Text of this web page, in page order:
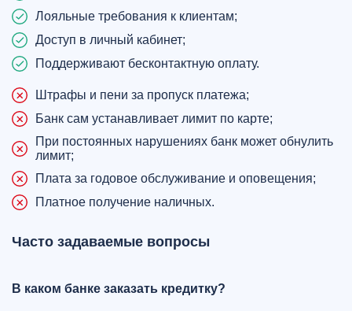
Лояльные требования к клиентам;
Доступ в личный кабинет;
Поддерживают бесконтактную оплату.
Штрафы и пени за пропуск платежа;
Банк сам устанавливает лимит по карте;
При постоянных нарушениях банк может обнулить
лимит;
Плата за годовое обслуживание и оповещения;
Платное получение наличных.
Часто задаваемые вопросы
В каком банке заказать кредитку?